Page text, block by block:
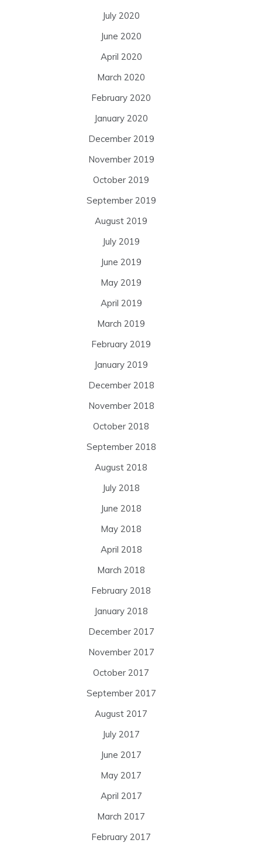
July 2020
June 2020
April 2020
March 2020
February 2020
January 2020
December 2019
November 2019
October 2019
September 2019
August 2019
July 2019
June 2019
May 2019
April 2019
March 2019
February 2019
January 2019
December 2018
November 2018
October 2018
September 2018
August 2018
July 2018
June 2018
May 2018
April 2018
March 2018
February 2018
January 2018
December 2017
November 2017
October 2017
September 2017
August 2017
July 2017
June 2017
May 2017
April 2017
March 2017
February 2017